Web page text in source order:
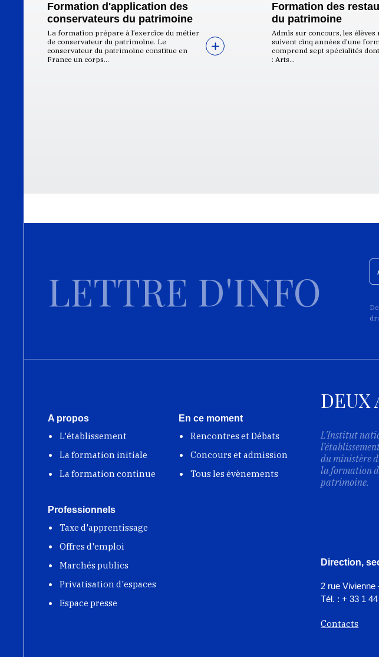
Formation d'application des
conservateurs du patrimoine
La formation prépare à l’exercice du métier
de conservateur du patrimoine. Le
conservateur du patrimoine constitue en
France un corps...
Formation des
du patrimoine
Admis sur concours, les
suivent cinq années d’une
comprend sept spécialités
: Arts...
LETTRE D'INFO
A propos
L'établissement
La formation initiale
La formation continue
En ce moment
Rencontres et Débats
Concours et admission
Tous les évènements
Professionnels
Taxe d'apprentissage
Offres d'emploi
Marchés publics
Privatisation d'espaces
Espace presse
DEUX
L'Institut
du ministère
la formation
patrimoine.
Direction,
2 rue Vivienne
Tél. : + 33 1
Contacts